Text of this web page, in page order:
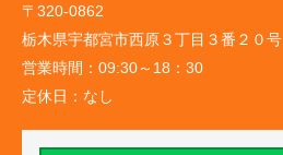
〒320-0862
栃木県宇都宮市西原３丁目３番２０号
営業時間： 09:30～18：30
定休日： なし